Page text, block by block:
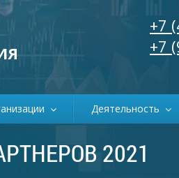
+7
+7
Деятельность
2021